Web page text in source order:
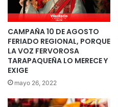
CAMPAÑA 10 DE AGOSTO
FERIADO REGIONAL, PORQUE
LA VOZ FERVOROSA
TARAPAQUEÑA LO MERECE Y
EXIGE
mayo 26, 2022